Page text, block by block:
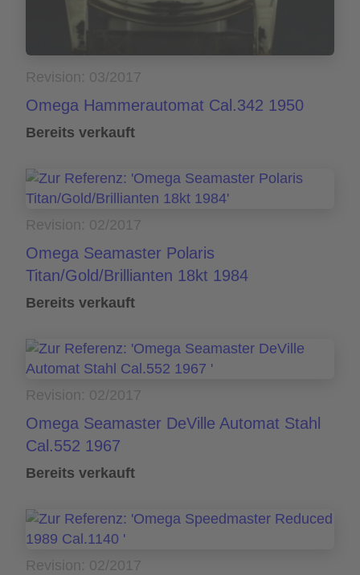
Revision: 03/2017
Omega Hammerautomat Cal.342 1950
Bereits verkauft
Revision: 02/2017
Omega Seamaster Polaris
Titan/Gold/Brillianten 18kt 1984
Bereits verkauft
Revision: 02/2017
Omega Seamaster DeVille Automat Stahl
Cal.552 1967
Bereits verkauft
Revision: 02/2017